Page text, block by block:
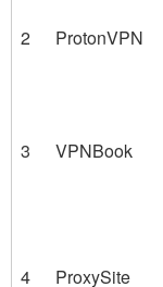
2 ProtonVPN
3 VPNBook
4 ProxySite